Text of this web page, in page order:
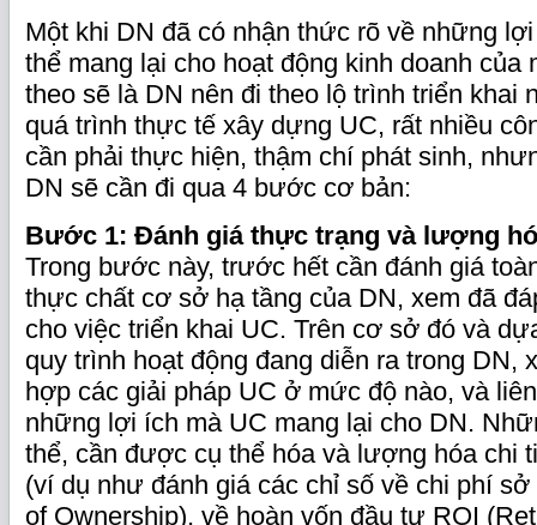
Một khi DN đã có nhận thức rõ về những
thể mang lại cho hoạt động kinh doanh của
theo sẽ là DN nên đi theo lộ trình triển khai
quá trình thực tế xây dựng UC, rất nhiều
cần phải thực hiện, thậm chí phát sinh,
DN sẽ cần đi qua 4 bước cơ bản:
Bước 1: Đánh giá thực trạng và lượng
Trong bước này, trước hết cần đánh giá
thực chất cơ sở hạ tầng của DN, xem đã
cho việc triển khai UC. Trên cơ sở đó và
quy trình hoạt động đang diễn ra trong DN,
hợp các giải pháp UC ở mức độ nào, và
những lợi ích mà UC mang lại cho DN.
thể, cần được cụ thể hóa và lượng hóa chi
(ví dụ như đánh giá các chỉ số về chi phí
of Ownership), về hoàn vốn đầu tư ROI